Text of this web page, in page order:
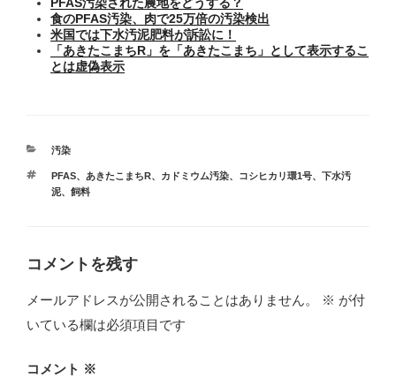
PFAS汚染された農地をどうする？
食のPFAS汚染、肉で25万倍の汚染検出
米国では下水汚泥肥料が訴訟に！
「あきたこまちR」を「あきたこまち」として表示するこ
とは虚偽表示
カ
ゴ
リ
汚染
タ
グ
PFAS、 あきたこまちR、 カドミウム汚染、 コシヒカリ環1号、 下水汚
泥、 飼料
コメントを残す
メールアドレスが公開されることはありません。 ※ が付
いている欄は必須項目です
コメント ※